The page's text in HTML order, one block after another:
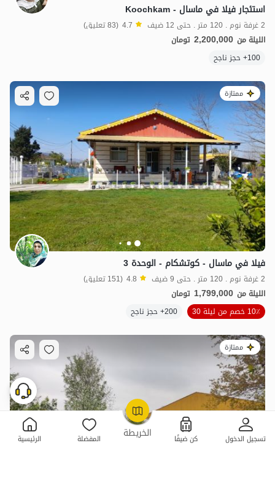
الخريطة تسجيل الدخول كن ضيفًا المفضلة الرئيسية
OpenStreetMap
استئجار فيلا في ماسال - Koochkam
2 غرفة نوم . 120 متر . حتى 12 ضيف 4.7 (83 تعليق)
الليلة من 2,200,000 تومان
100+ حجز ناجح
ممتازة
فيلا في ماسال - كوتشكام - الوحدة 3
2 غرفة نوم . 120 متر . حتى 9 ضيف 4.8 (151 تعليق)
الليلة من 1,799,000 تومان
10٪ خصم من ليلة 30
200+ حجز ناجح
ممتازة